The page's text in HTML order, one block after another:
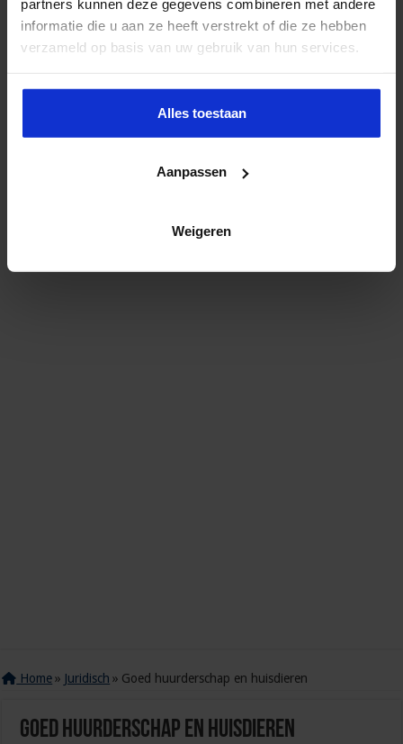
partners kunnen deze gegevens combineren met andere
informatie die u aan ze heeft verstrekt of die ze hebben
verzameld op basis van uw gebruik van hun services.
Alles toestaan
Aanpassen
Weigeren
Home » Juridisch » Goed huurderschap en huisdieren
Goed huurderschap en huisdieren